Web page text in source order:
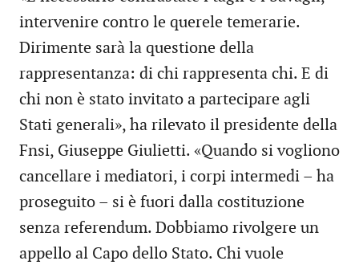
intervenire contro le querele temerarie.
Dirimente sarà la questione della
rappresentanza: di chi rappresenta chi. E di
chi non è stato invitato a partecipare agli
Stati generali», ha rilevato il presidente della
Fnsi, Giuseppe Giulietti. «Quando si vogliono
cancellare i mediatori, i corpi intermedi – ha
proseguito – si è fuori dalla costituzione
senza referendum. Dobbiamo rivolgere un
appello al Capo dello Stato. Chi vuole